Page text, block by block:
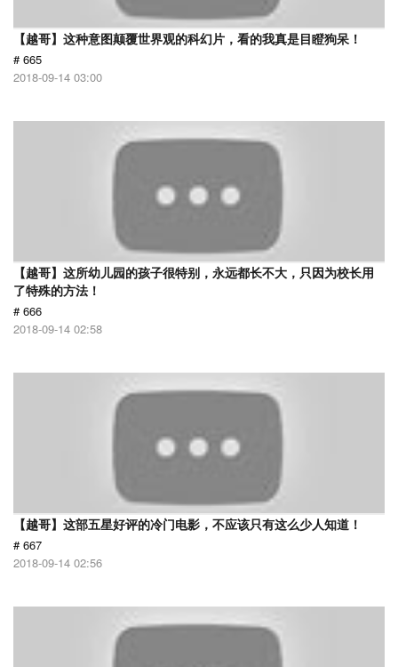
【越哥】这种意图颠覆世界观的科幻片，看的我真是目瞪狗呆！
# 665
2018-09-14 03:00
【越哥】这所幼儿园的孩子很特别，永远都长不大，只因为校长用
了特殊的方法！
# 666
2018-09-14 02:58
【越哥】这部五星好评的冷门电影，不应该只有这么少人知道！
# 667
2018-09-14 02:56